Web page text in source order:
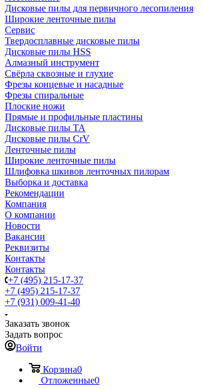
Дисковые пилы для первичного лесопиления
Широкие ленточные пилы
Сервис
Твердосплавные дисковые пилы
Дисковые пилы HSS
Алмазный инструмент
Свёрла сквозные и глухие
Фрезы концевые и насадные
Фрезы спиральные
Плоские ножи
Прямые и профильные пластины
Дисковые пилы TA
Дисковые пилы CrV
Ленточные пилы
Широкие ленточные пилы
Шлифовка шкивов ленточных пилорам
Выборка и доставка
Рекомендации
Компания
О компании
Новости
Вакансии
Реквизиты
Контакты
Контакты
+7 (495) 215-17-37
+7 (495) 215-17-37
+7 (931) 009-41-40
Заказать звонок
Задать вопрос
Войти
Корзина0
Отложенные0